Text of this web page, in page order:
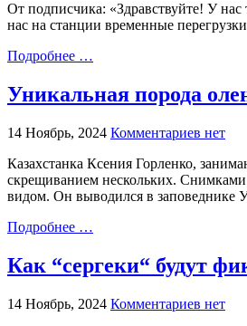
От подписчика: «Здравствуйте! У
нас на станции временные
Подробнее …
Уникальная порода
14 Ноябрь, 2024 Комментариев нет
Казахстанка Ксения Горленко,
скрещиванием нескольких. Снимками
видом. Он выводился в заповеднике
Подробнее …
Как “сергеки“ будут
14 Ноябрь, 2024 Комментариев нет